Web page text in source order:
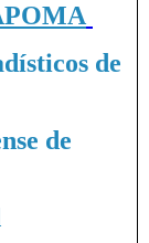
de
de